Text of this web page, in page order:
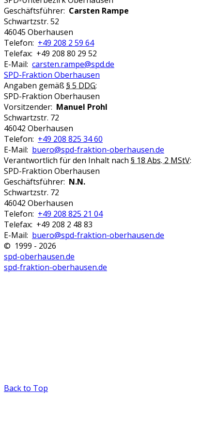
Geschäftsführer: Carsten Rampe
Schwartzstr. 52
46045 Oberhausen
Telefon: +49 208 2 59 64
Telefax: +49 208 80 29 52
E-Mail: carsten.rampe@spd.de
SPD-Fraktion Oberhausen
Angaben gemäß § 5 DDG:
SPD-Fraktion Oberhausen
Vorsitzender: Manuel Prohl
Schwartzstr. 72
46042 Oberhausen
Telefon: +49 208 825 34 60
E-Mail: buero@spd-fraktion-oberhausen.de
Verantwortlich für den Inhalt nach § 18 Abs. 2 MStV:
SPD-Fraktion Oberhausen
Geschäftsführer: N.N.
Schwartzstr. 72
46042 Oberhausen
Telefon: +49 208 825 21 04
Telefax: +49 208 2 48 83
E-Mail: buero@spd-fraktion-oberhausen.de
© 1999 - 2026
spd-oberhausen.de
spd-fraktion-oberhausen.de
Back to Top